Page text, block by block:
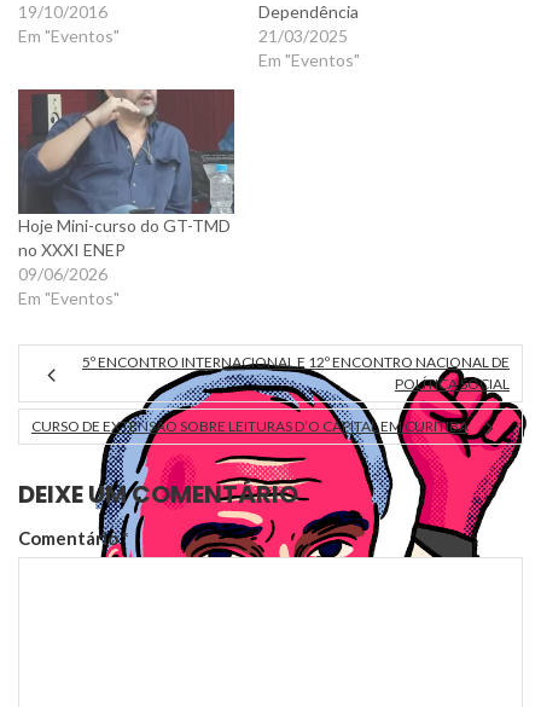
19/10/2016
Em "Eventos"
Dependência
21/03/2025
Em "Eventos"
Hoje Mini-curso do GT-TMD
no XXXI ENEP
09/06/2026
Em "Eventos"
5º ENCONTRO INTERNACIONAL E 12º ENCONTRO NACIONAL DE
POLÍTICA SOCIAL
CURSO DE EXTENSÃO SOBRE LEITURAS D’O CAPITAL EM CURITIBA
DEIXE UM COMENTÁRIO
Comentário*